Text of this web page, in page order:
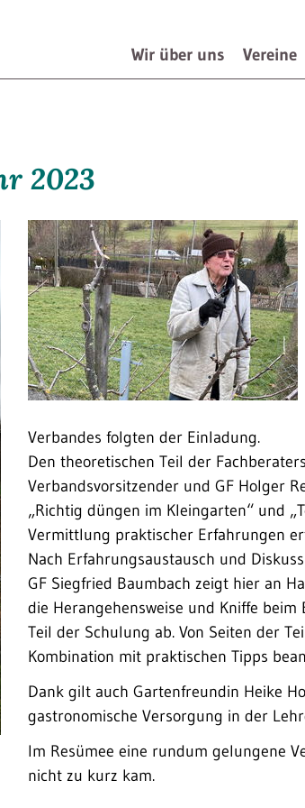
Navigation
überspringen
Wir über uns Vereine
2023
Verbandes folgten der Einladung.
Den theoretischen Teil der
Verbandsvorsitzender und GF Holger
„Richtig düngen im Kleingarten“ und
Vermittlung praktischer Erfahrungen
Nach Erfahrungsaustausch und
GF Siegfried Baumbach zeigt hier an
die Herangehensweise und Kniffe
Teil der Schulung ab. Von Seiten der
Kombination mit praktischen Tipps
Dank gilt auch Gartenfreundin Heike
gastronomische Versorgung in der
Im Resümee eine rundum gelungene
nicht zu kurz kam.